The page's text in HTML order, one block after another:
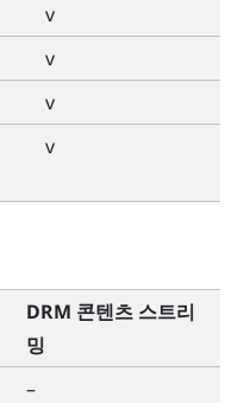
v
v
v
v
DRM 콘텐츠 스트리
밍
–